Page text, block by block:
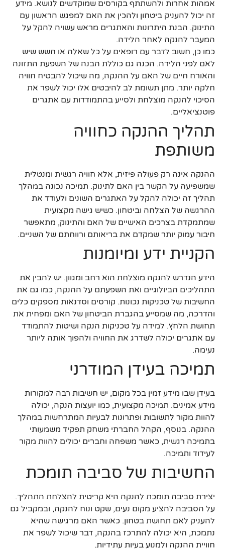
אמהות אחרות ולהשתתף בקורסים שמוקדשים לנושא. מידע
זה יכול להעניק ביטחון ולהכין את האם למפגש הראשון עם
התינוק. הבנת היתרונות והאתגרים מראש עשויה להקל על
המעבר להנקה לאחר הלידה.
כמו כן, חשוב לדבר עם רופאים על כל שאלה או חשש שיש
לאם לפני הלידה. הכנה גם כוללת הבנה של השפעת התזונה
והאורח חיים של האם על ההנקה, מה שיכול להבטיח חוויה
חלקה יותר. מתן תשומת לב להיבטים אלו יכול לשפר את
הסיכוי להנקה מוצלחת ולסייע בהתמודדות עם אתגרים
פוטנציאליים.
תהליך ההנקה כחוויה
משותפת
ההנקה אינה רק פעולה פיזית, אלא חוויה רגשית ומנטלית
שמשפיעה על הקשר בין האם לתינוק. תמיכה נכונה במהלך
תהליך זה יכולה להקל על האתגרים השונים ולעודד את
ההרגשה של הצלחה וביטחון. כשיש גישה מקצועית
שמתמקדת בצרכים האישיים של האם והתינוק, מתאפשר
חיבור עמוק יותר שמקדם את בריאותם ורווחתם של השניים.
הקניית ידע ומיומנות
הידע הנדרש להנקה מוצלחת הוא רחב ומגוון. יש להבין את
התהליכים הביולוגיים ואת השפעתם על ההנקה, כמו גם את
החשיבות של טכניקות נכונות. קורסים וסדנאות מספקים כלים
והדרכה, מה שמסייע בהגברת הביטחון של האם ומפחית את
תחושת הלחץ. למידה על טכניקות הנקה ושיטות להתמודד
עם אתגרים יכולה לשדרג את החוויה ולהפוך אותה ליותר
נעימה.
תמיכה בעידן המודרני
בעידן שבו מידע זמין בכל מקום, יש חשיבות רבה למקורות
מידע אמינים. תמיכה מקצועית, כמו יועצות הנקה, יכולה
להוות מקור לתשובות ופתרונות לבעיות המתרחשות במהלך
ההנקה. בנוסף, הקהל החברתי משחק תפקיד משמעותי
בתמיכה רגשית, כאשר משפחה וחברים יכולים להוות מקור
לעידוד ותמיכה.
החשיבות של סביבה תומכת
יצירת סביבה תומכת להנקה היא קריטית להצלחת התהליך.
על הסביבה להציע מקום נעים, שקט ונוח להנקה, ובמקביל גם
להעניק לאם תחושת בטחון. כאשר האם מרגישה שהיא
נתמכת, היא יכולה להתרכז בהנקה, דבר שיכול לשפר את
חוויית ההנקה ולמנוע בעיות עתידיות.